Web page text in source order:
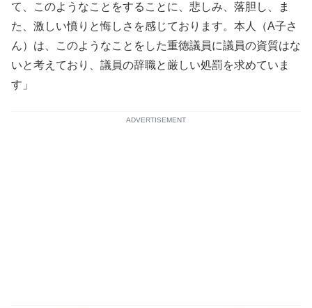
て、このようなことをすることに、悲しみ、落胆し、ま
た、激しい憤りと悔しさを感じております。本人（A子さ
ん）は、このようなことをした重徳議員に議員の資質はな
いと考えており、議員の辞職と厳しい処罰を求めていま
す」
ADVERTISEMENT